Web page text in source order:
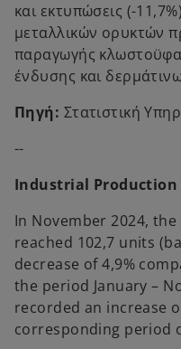
και εκτυπώσεις (-
μεταλλικών ορυκτών
παραγωγής
ένδυσης και
Πηγή: Στατιστική
--
Industrial Production
In November 2024,
reached 102,7 units
decrease of 4,9%
the period January –
recorded an increase
corresponding period